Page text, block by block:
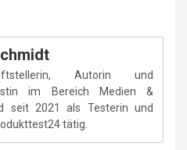
Autorin und
im Bereich Medien &
seit 2021 als Testerin und
tätig.